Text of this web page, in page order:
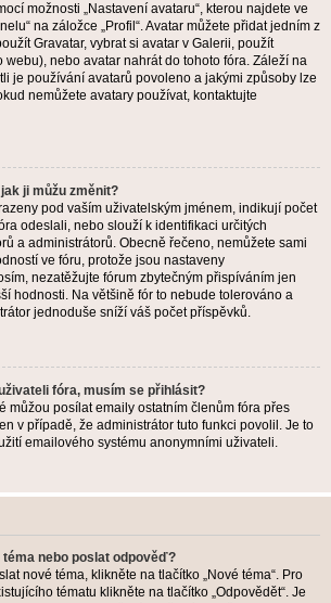
možnosti „Nastavení avataru“, kterou najdete ve
na záložce „Profil“. Avatar můžete přidat jedním z
Gravatar, vybrat si avatar v Galerii, použít
webu), nebo avatar nahrát do tohoto fóra. Záleží na
je používání avatarů povoleno a jakými způsoby lze
nemůžete avatary používat, kontaktujte
ji můžu změnit?
pod vaším uživatelským jménem, indikují počet
odeslali, nebo slouží k identifikaci určitých
a administrátorů. Obecně řečeno, nemůžete sami
ve fóru, protože jsou nastaveny
nezatěžujte fórum zbytečným přispíváním jen
hodnosti. Na většině fór to nebude tolerováno a
jednoduše sníží váš počet příspěvků.
fóra, musím se přihlásit?
můžou posílat emaily ostatním členům fóra přes
v případě, že administrátor tuto funkci povolil. Je to
emailového systému anonymními uživateli.
nebo poslat odpověď?
nové téma, klikněte na tlačítko „Nové téma“. Pro
tématu klikněte na tlačítko „Odpovědět“. Je